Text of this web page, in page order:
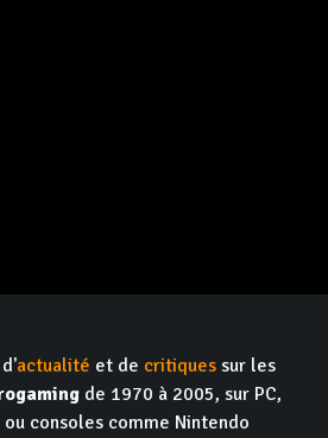
actualité et de critiques sur les
de 1970 à 2005, sur PC,
consoles comme Nintendo